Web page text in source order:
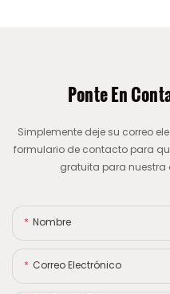
Ponte En
Simplemente deje su correo
formulario de contacto para
gratuita para
Nombre
Correo Electrónico